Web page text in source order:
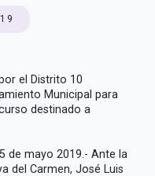
el Distrito 10
Municipal para
destinado a
de mayo 2019.- Ante la
del Carmen, José Luis